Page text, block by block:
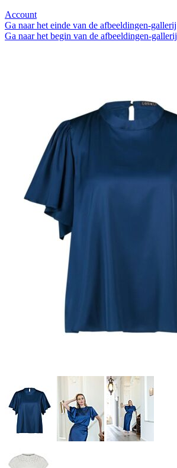
Account
Ga naar het einde van de afbeeldingen-gallerij
Ga naar het begin van de afbeeldingen-gallerij